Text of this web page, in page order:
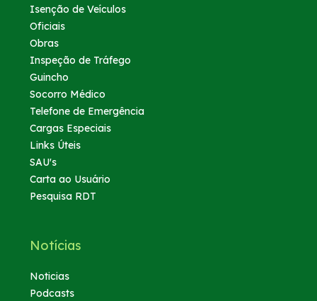
Isenção de Veículos
Oficiais
Obras
Inspeção de Tráfego
Guincho
Socorro Médico
Telefone de Emergência
Cargas Especiais
Links Úteis
SAU's
Carta ao Usuário
Pesquisa RDT
Notícias
Noticias
Podcasts